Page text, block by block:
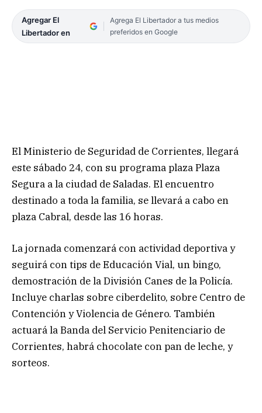
Agregar El
Libertador en
Agrega El Libertador a tus medios
preferidos en Google
El Ministerio de Seguridad de Corrientes, llegará
este sábado 24, con su programa plaza Plaza
Segura a la ciudad de Saladas. El encuentro
destinado a toda la familia, se llevará a cabo en
plaza Cabral, desde las 16 horas.
La jornada comenzará con actividad deportiva y
seguirá con tips de Educación Vial, un bingo,
demostración de la División Canes de la Policía.
Incluye charlas sobre ciberdelito, sobre Centro de
Contención y Violencia de Género. También
actuará la Banda del Servicio Penitenciario de
Corrientes, habrá chocolate con pan de leche, y
sorteos.